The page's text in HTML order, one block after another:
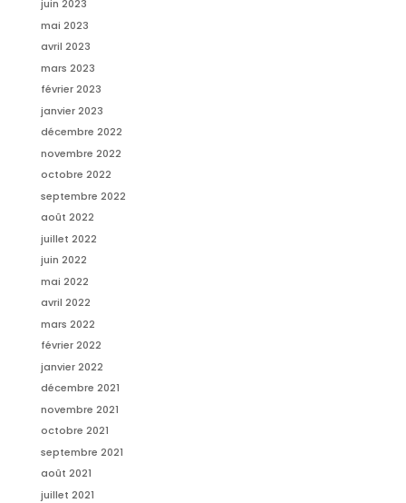
juin 2023
mai 2023
avril 2023
mars 2023
février 2023
janvier 2023
décembre 2022
novembre 2022
octobre 2022
septembre 2022
août 2022
juillet 2022
juin 2022
mai 2022
avril 2022
mars 2022
février 2022
janvier 2022
décembre 2021
novembre 2021
octobre 2021
septembre 2021
août 2021
juillet 2021